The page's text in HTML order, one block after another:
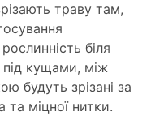
траву там,
біля
під кущами, між
будуть зрізані за
міцної нитки.